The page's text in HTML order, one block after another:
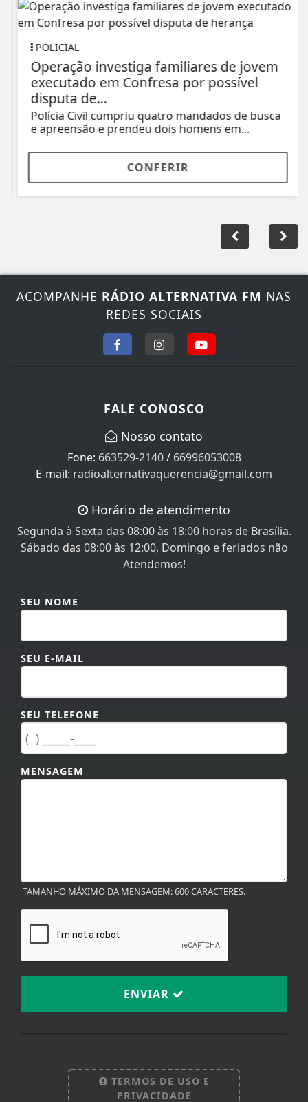
POLICIAL
Operação investiga familiares de jovem
executado em Confresa por possível
disputa de...
Polícia Civil cumpriu quatro mandados de busca
e apreensão e prendeu dois homens em...
CONFERIR
ACOMPANHE RÁDIO ALTERNATIVA FM NAS
REDES SOCIAIS
FALE CONOSCO
Nosso contato
Fone: 663529-2140/ 66996053008
E-mail: radioalternativaquerencia@gmail.com
Horário de atendimento
Segunda à Sexta das 08:00 às 18:00 horas de Brasília.
Sábado das 08:00 às 12:00, Domingo e feriados não
Atendemos!
SEU NOME
SEU E-MAIL
SEU TELEFONE
MENSAGEM
TAMANHO MÁXIMO DA MENSAGEM: 600 CARACTERES.
ENVIAR
TERMOS DE USO E
PRIVACIDADE
experiência de navegação. Ao continuar o acesso,
entendemos que você concorda com nossos Termos